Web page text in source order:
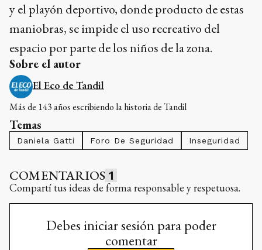
y el playón deportivo, donde producto de estas
maniobras, se impide el uso recreativo del
espacio por parte de los niños de la zona.
Sobre el autor
El Eco de Tandil
Más de 143 años escribiendo la historia de Tandil
Temas
Daniela Gatti Foro De Seguridad Inseguridad
COMENTARIOS 1
Compartí tus ideas de forma responsable y respetuosa.
Debes iniciar sesión para poder
comentar